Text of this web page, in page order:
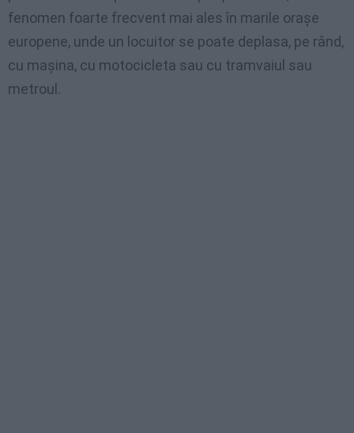
fenomen foarte frecvent mai ales în marile orașe
europene, unde un locuitor se poate deplasa, pe rând,
cu mașina, cu motocicleta sau cu tramvaiul sau
metroul.